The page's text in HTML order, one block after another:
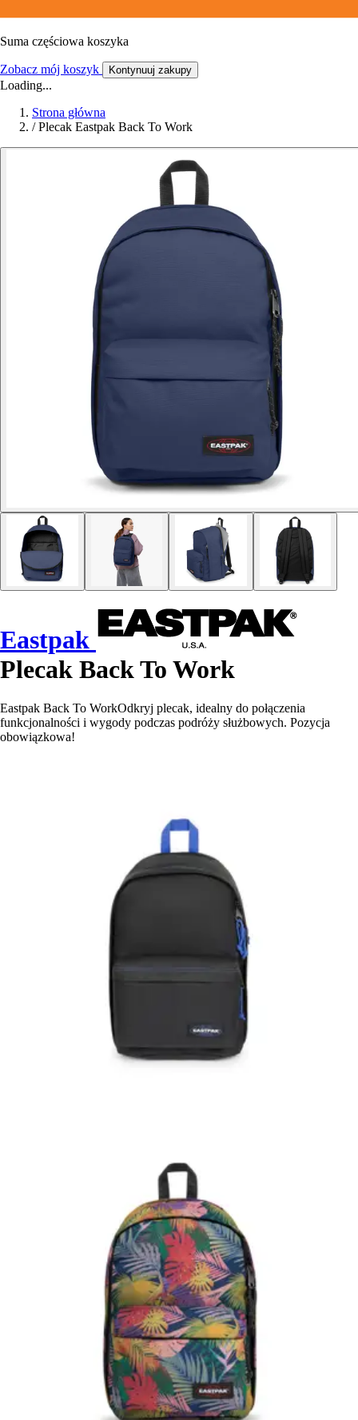
Suma częściowa koszyka
Zobacz mój koszyk Kontynuuj zakupy
Loading...
Strona główna
/ Plecak Eastpak Back To Work
Eastpak
Plecak Back To Work
Eastpak Back To WorkOdkryj plecak, idealny do połączenia
funkcjonalności i wygody podczas podróży służbowych. Pozycja
obowiązkowa!